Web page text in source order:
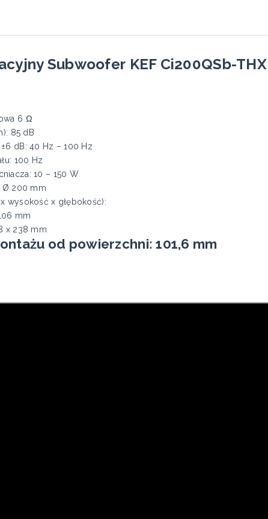
Subwoofer KEF Ci200QSb-THX
6 Ω
85 dB
dB: 40 Hz – 100 Hz
100 Hz
10 – 150 W
Ø 200 mm
wysokość x głębokość):
mm
x 238 mm
od powierzchni: 101,6 mm